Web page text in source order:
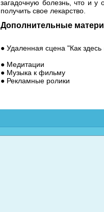
загадочную болезнь, что и у
получить свое лекарство.
Дополнительные
● Удаленная сцена "Как здесь
● Медитации
● Музыка к фильму
● Рекламные ролики